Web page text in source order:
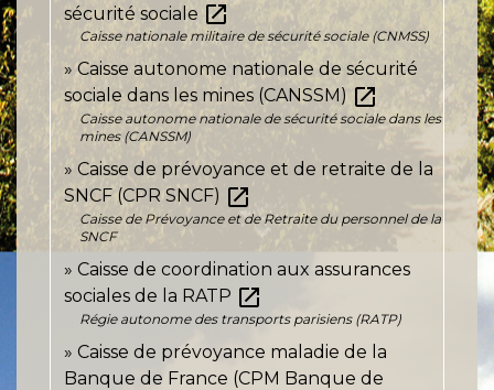
sécurité sociale open_in_new
Caisse nationale militaire de sécurité sociale (CNMSS)
Caisse autonome nationale de sécurité
sociale dans les mines (CANSSM) open_in_new
Caisse autonome nationale de sécurité sociale dans les
mines (CANSSM)
Caisse de prévoyance et de retraite de la
SNCF (CPR SNCF) open_in_new
Caisse de Prévoyance et de Retraite du personnel de la
SNCF
Caisse de coordination aux assurances
sociales de la RATP open_in_new
Régie autonome des transports parisiens (RATP)
Caisse de prévoyance maladie de la
Banque de France (CPM Banque de